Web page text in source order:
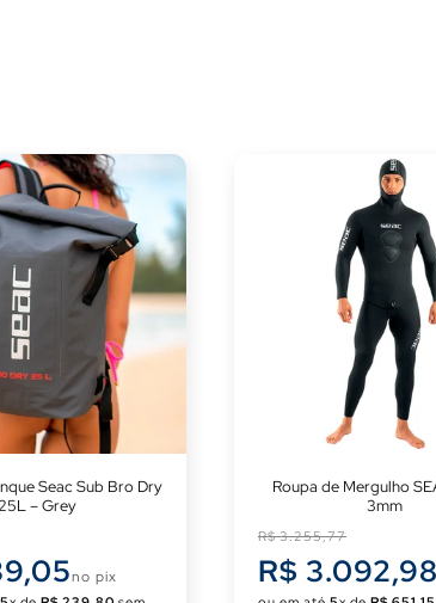
Seac Sub Bro Dry
25L – Grey
no pix
Roupa de Mergulho
3mm
Preço
normal
R$ 3.255,77
R$ 3.092,98